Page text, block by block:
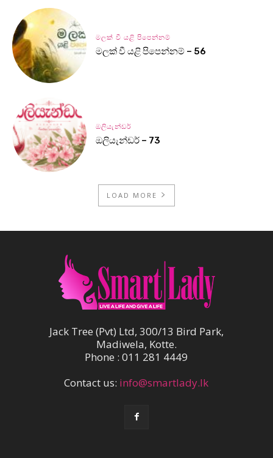
මලක් වී යළි පිපෙන්නම්
මලක් වී යළි පිපෙන්නම් – 56
ඔලියැන්ඩර්
ඔලියැන්ඩර් – 73
LOAD MORE
Jack Tree (Pvt) Ltd, 300/13 Bird Park,
Madiwela, Kotte.
Phone : 011 281 4449
Contact us: info@smartlady.lk